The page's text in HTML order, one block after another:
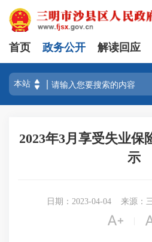
首页 政务公开 解读回应
2023年3月享受失业保
示
日期：2023-04-04 来源：
